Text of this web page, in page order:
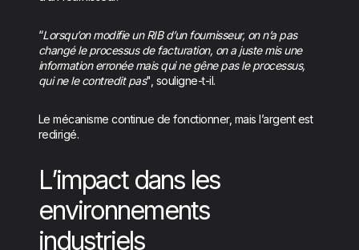
“Lorsqu’on modifie un RIB d’un fournisseur, on n’a pas
changé le processus de facturation, on a juste mis une
information erronée mais qui ne gêne pas le processus,
qui ne le contredit pas", souligne-t-il.
Le mécanisme continue de fonctionner, mais l’argent est
redirigé.
L’impact dans les
environnements
industriels